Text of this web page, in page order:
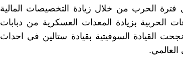
فترة الحرب من خلال زيادة التخصيصات المالية
الحربية بزيادة المعدات العسكرية من دبابات
القيادة السوفيتية بقيادة ستالين في احداث
العالمي.